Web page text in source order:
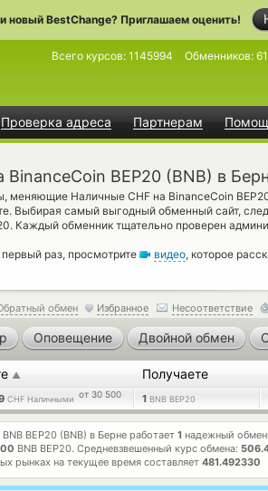
новый BestChange? Приглашаем оценить!
Проверка адреса Партнерам
Всего курсов: 1145994 Обменников:
BEP20 (BNB) в
меняющие Наличные CHF на BinanceCoin
Выбирая самый выгодный обменный сайт,
Каждый обменник тщательно проверен
раз, просмотрите
видео, которое
обмен Избранное Несоответствие
Оповещение Двойной обмен
▲ Получаете
CHF Наличными от 30 500 1 BNB BEP20
BNB BEP20 (BNB) в Берне работает 1 надежный
BNB BEP20. Средневзвешенный курс обмена:
рынках на текущее время составляет 481.492330